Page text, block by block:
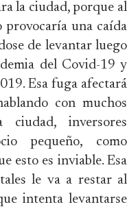
la ciudad, porque al
provocaría una caída
de levantar luego
del Covid-19 y
Esa fuga afectará
con muchos
ciudad, inversores
pequeño, como
esto es inviable. Esa
le va a restar al
intenta levantarse